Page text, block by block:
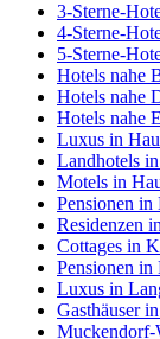
3-Sterne-
4-Sterne-
5-Sterne-
Hotels nahe
Hotels nahe
Hotels nahe
Luxus in
Landhotels
Motels in
Pensionen in
Residenzen
Cottages in
Pensionen in
Luxus in
Gasthäuser